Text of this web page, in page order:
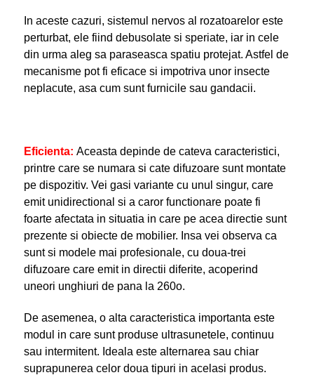
In aceste cazuri, sistemul nervos al rozatoarelor este
perturbat, ele fiind debusolate si speriate, iar in cele
din urma aleg sa paraseasca spatiu protejat. Astfel de
mecanisme pot fi eficace si impotriva unor insecte
neplacute, asa cum sunt furnicile sau gandacii.
Eficienta: Aceasta depinde de cateva caracteristici,
printre care se numara si cate difuzoare sunt montate
pe dispozitiv. Vei gasi variante cu unul singur, care
emit unidirectional si a caror functionare poate fi
foarte afectata in situatia in care pe acea directie sunt
prezente si obiecte de mobilier. Insa vei observa ca
sunt si modele mai profesionale, cu doua-trei
difuzoare care emit in directii diferite, acoperind
uneori unghiuri de pana la 260o.
De asemenea, o alta caracteristica importanta este
modul in care sunt produse ultrasunetele, continuu
sau intermitent. Ideala este alternarea sau chiar
suprapunerea celor doua tipuri in acelasi produs.